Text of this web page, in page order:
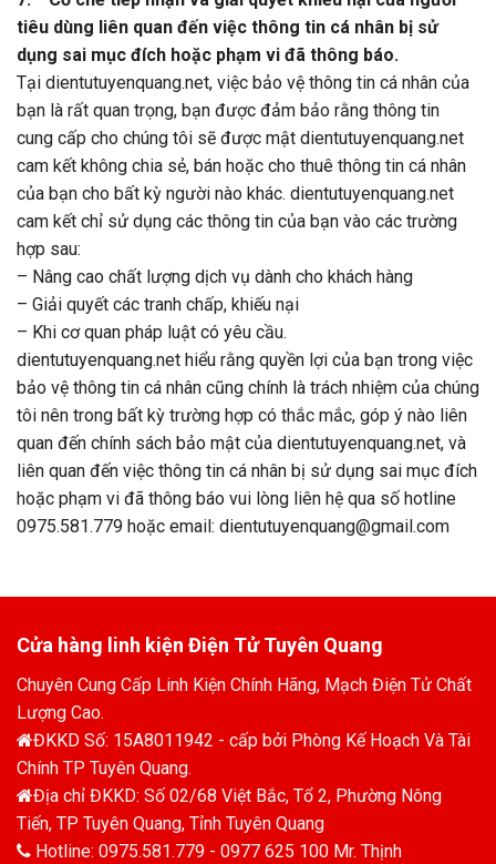
tiêu dùng liên quan đến việc thông tin cá nhân bị sử
dụng sai mục đích hoặc phạm vi đã thông báo.
Tại dientutuyenquang.net, việc bảo vệ thông tin cá nhân của
bạn là rất quan trọng, bạn được đảm bảo rằng thông tin
cung cấp cho chúng tôi sẽ được mật dientutuyenquang.net
cam kết không chia sẻ, bán hoặc cho thuê thông tin cá nhân
của bạn cho bất kỳ người nào khác. dientutuyenquang.net
cam kết chỉ sử dụng các thông tin của bạn vào các trường
hợp sau:
– Nâng cao chất lượng dịch vụ dành cho khách hàng
– Giải quyết các tranh chấp, khiếu nại
– Khi cơ quan pháp luật có yêu cầu.
dientutuyenquang.net hiểu rằng quyền lợi của bạn trong việc
bảo vệ thông tin cá nhân cũng chính là trách nhiệm của chúng
tôi nên trong bất kỳ trường hợp có thắc mắc, góp ý nào liên
quan đến chính sách bảo mật của dientutuyenquang.net, và
liên quan đến việc thông tin cá nhân bị sử dụng sai mục đích
hoặc phạm vi đã thông báo vui lòng liên hệ qua số hotline
0975.581.779 hoặc email: dientutuyenquang@gmail.com
Cửa hàng linh kiện Điện Tử Tuyên Quang
Chuyên Cung Cấp Linh Kiện Chính Hãng, Mạch Điện Tử Chất
Lượng Cao.
ĐKKD Số: 15A8011942 - cấp bởi Phòng Kế Hoạch Và Tài
Chính TP Tuyên Quang.
Địa chỉ ĐKKD: Số 02/68 Việt Bắc, Tổ 2, Phường Nông
Tiến, TP Tuyên Quang, Tỉnh Tuyên Quang
Hotline: 0975.581.779 - 0977 625 100 Mr. Thịnh